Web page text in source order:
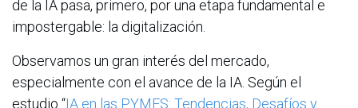
de la IA pasa, primero, por una etapa fundamental e
impostergable: la digitalización.
Observamos un gran interés del mercado,
especialmente con el avance de la IA. Según el
estudio “IA en las PYMES: Tendencias, Desafíos y